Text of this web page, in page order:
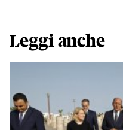
Leggi anche